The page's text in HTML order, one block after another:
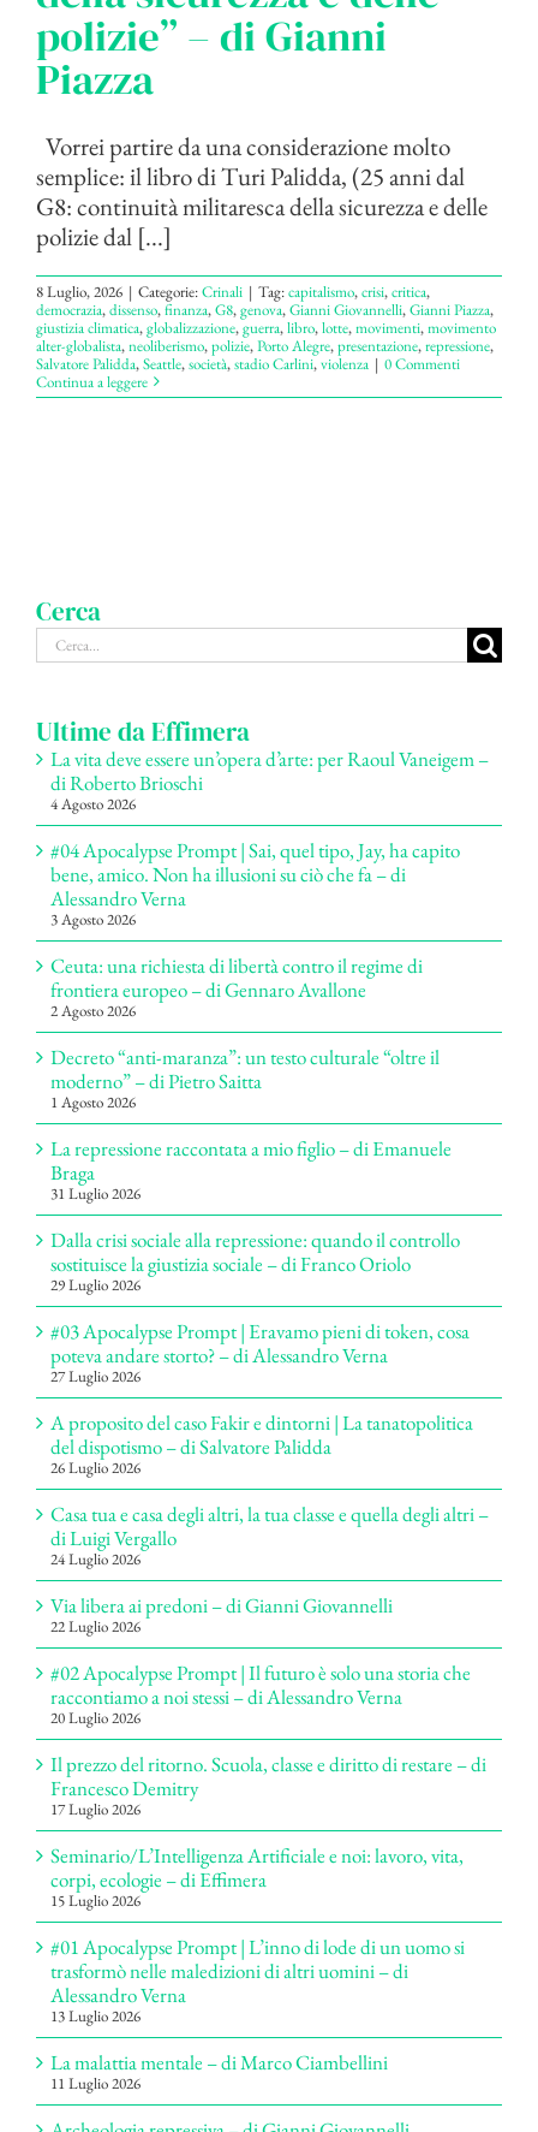
polizie” – di Gianni
Piazza
Vorrei partire da una considerazione molto
semplice: il libro di Turi Palidda, (25 anni dal
G8: continuità militaresca della sicurezza e delle
polizie dal [...]
8 Luglio, 2026 | Categorie:Crinali | Tag:capitalismo,crisi,critica,
democrazia,dissenso,finanza,G8,genova,Gianni Giovannelli,Gianni Piazza,
giustizia climatica,globalizzazione,guerra,libro,lotte,movimenti,movimento
alter-globalista,neoliberismo,polizie,Porto Alegre,presentazione,repressione,
Salvatore Palidda,Seattle,società,stadio Carlini,violenza | 0 Commenti
Continua a leggere
Cerca
Cerca
per:
Ultime da Effimera
La vita deve essere un’opera d’arte: per Raoul Vaneigem –
di Roberto Brioschi
4 Agosto 2026
#04 Apocalypse Prompt | Sai, quel tipo, Jay, ha capito
bene, amico. Non ha illusioni su ciò che fa – di
Alessandro Verna
3 Agosto 2026
Ceuta: una richiesta di libertà contro il regime di
frontiera europeo – di Gennaro Avallone
2 Agosto 2026
Decreto “anti-maranza”: un testo culturale “oltre il
moderno” – di Pietro Saitta
1 Agosto 2026
La repressione raccontata a mio figlio – di Emanuele
Braga
31 Luglio 2026
Dalla crisi sociale alla repressione: quando il controllo
sostituisce la giustizia sociale – di Franco Oriolo
29 Luglio 2026
#03 Apocalypse Prompt | Eravamo pieni di token, cosa
poteva andare storto? – di Alessandro Verna
27 Luglio 2026
A proposito del caso Fakir e dintorni | La tanatopolitica
del dispotismo – di Salvatore Palidda
26 Luglio 2026
Casa tua e casa degli altri, la tua classe e quella degli altri –
di Luigi Vergallo
24 Luglio 2026
Via libera ai predoni – di Gianni Giovannelli
22 Luglio 2026
#02 Apocalypse Prompt | Il futuro è solo una storia che
raccontiamo a noi stessi – di Alessandro Verna
20 Luglio 2026
Il prezzo del ritorno. Scuola, classe e diritto di restare – di
Francesco Demitry
17 Luglio 2026
Seminario/L’Intelligenza Artificiale e noi: lavoro, vita,
corpi, ecologie – di Effimera
15 Luglio 2026
#01 Apocalypse Prompt | L’inno di lode di un uomo si
trasformò nelle maledizioni di altri uomini – di
Alessandro Verna
13 Luglio 2026
La malattia mentale – di Marco Ciambellini
11 Luglio 2026